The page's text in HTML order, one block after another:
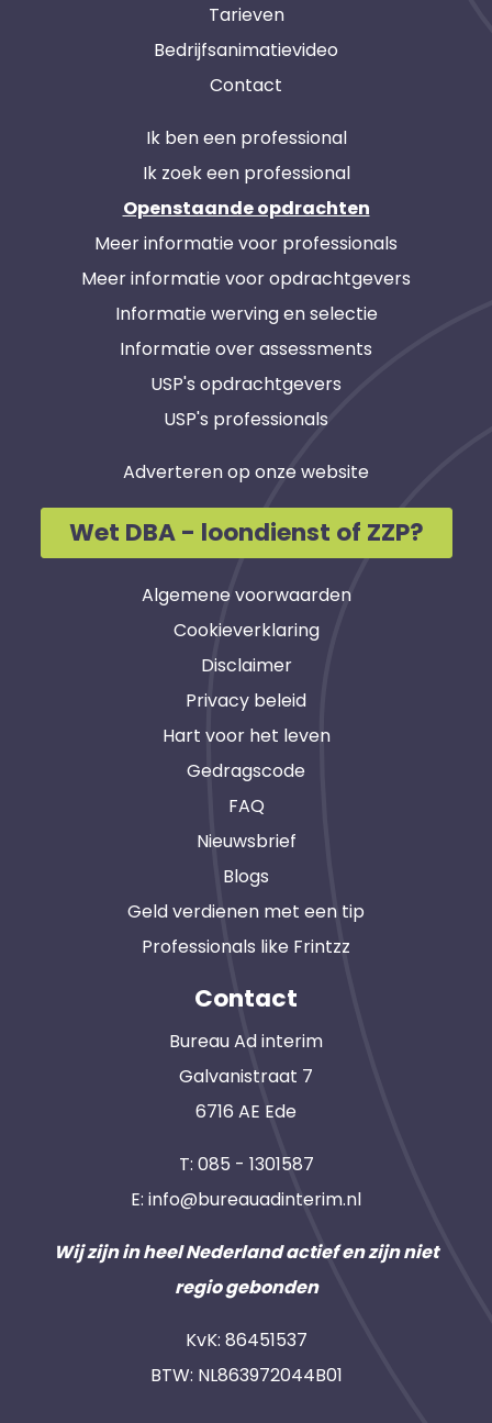
Tarieven
Bedrijfsanimatievideo
Contact
Ik ben een professional
Ik zoek een professional
Openstaande opdrachten
Meer informatie voor professionals
Meer informatie voor opdrachtgevers
Informatie werving en selectie
Informatie over assessments
USP's opdrachtgevers
USP's professionals
Adverteren op onze website
Wet DBA - loondienst of ZZP?
Algemene voorwaarden
Cookieverklaring
Disclaimer
Privacy beleid
Hart voor het leven
Gedragscode
FAQ
Nieuwsbrief
Blogs
Geld verdienen met een tip
Professionals like Frintzz
Contact
Bureau Ad interim
Galvanistraat 7
6716 AE Ede
T: 085 - 1301587
E: info@bureauadinterim.nl
Wij zijn in heel Nederland actief en zijn niet
regio gebonden
KvK: 86451537
BTW: NL863972044B01